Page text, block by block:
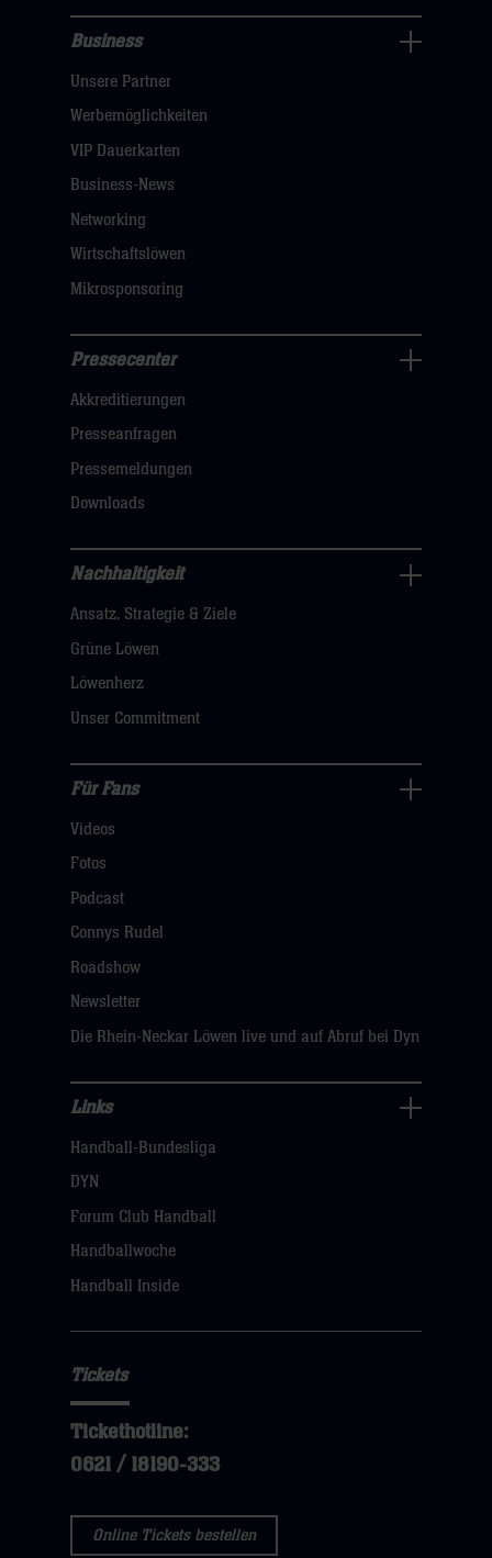
Navigation
öffnen,
dann
klicken
Business
Unsere Partner
Werbemöglichkeiten
VIP Dauerkarten
Business-News
Networking
Wirtschaftslöwen
Mikrosponsoring
Navigation
öffnen,
dann
klicken
hier
Pressecenter
Akkreditierungen
Presseanfragen
Pressemeldungen
Downloads
Nachhaltigkeit
Navigation
öffnen,
dann
hier
Nachhaltigkeit
Ansatz, Strategie & Ziele
Grüne Löwen
Löwenherz
Unser Commitment
Fans
Navigation
öffnen,
dann
hier
Für Fans
Videos
Fotos
Podcast
Connys Rudel
Roadshow
Newsletter
Die Rhein-Neckar Löwen live und auf Abruf bei Dyn
Navigation
öffnen,
dann
klicken
Links
Handball-Bundesliga
DYN
Forum Club Handball
Handballwoche
Handball Inside
Tickets
Tickethotline:
0621 / 18190-333
Online Tickets bestellen